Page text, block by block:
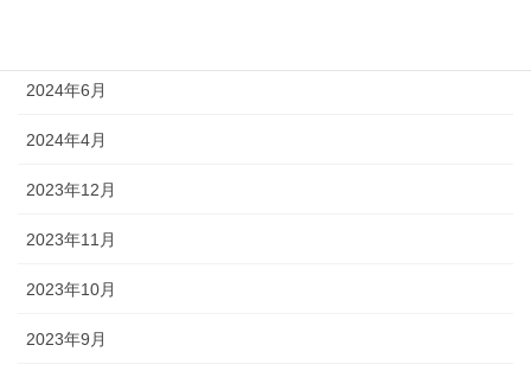
2024年6月
2024年4月
2023年12月
2023年11月
2023年10月
2023年9月